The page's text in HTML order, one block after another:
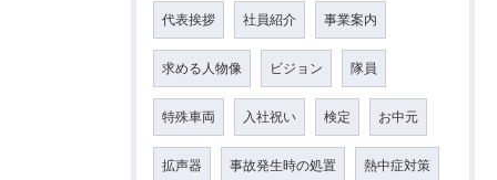
代表挨拶 社員紹介 事業案内
求める人物像 ビジョン 隊員
特殊車両 入社祝い 検定 お中元
拡声器 事故発生時の処置 熱中症対策